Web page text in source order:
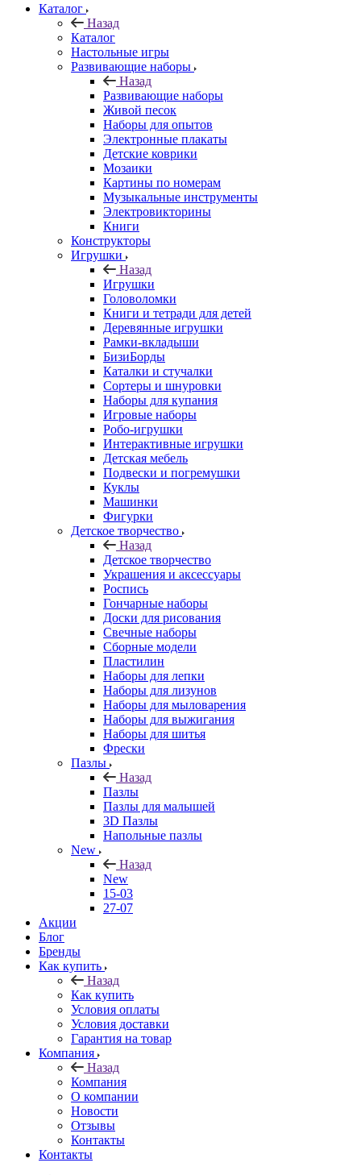
Каталог
Назад
Каталог
Настольные игры
Развивающие наборы
Назад
Развивающие наборы
Живой песок
Наборы для опытов
Электронные плакаты
Детские коврики
Мозаики
Картины по номерам
Музыкальные инструменты
Электровикторины
Книги
Конструкторы
Игрушки
Назад
Игрушки
Головоломки
Книги и тетради для детей
Деревянные игрушки
Рамки-вкладыши
БизиБорды
Каталки и стучалки
Сортеры и шнуровки
Наборы для купания
Игровые наборы
Робо-игрушки
Интерактивные игрушки
Детская мебель
Подвески и погремушки
Куклы
Машинки
Фигурки
Детское творчество
Назад
Детское творчество
Украшения и аксессуары
Роспись
Гончарные наборы
Доски для рисования
Свечные наборы
Сборные модели
Пластилин
Наборы для лепки
Наборы для лизунов
Наборы для мыловарения
Наборы для выжигания
Наборы для шитья
Фрески
Пазлы
Назад
Пазлы
Пазлы для малышей
3D Пазлы
Напольные пазлы
New
Назад
New
15-03
27-07
Акции
Блог
Бренды
Как купить
Назад
Как купить
Условия оплаты
Условия доставки
Гарантия на товар
Компания
Назад
Компания
О компании
Новости
Отзывы
Контакты
Контакты